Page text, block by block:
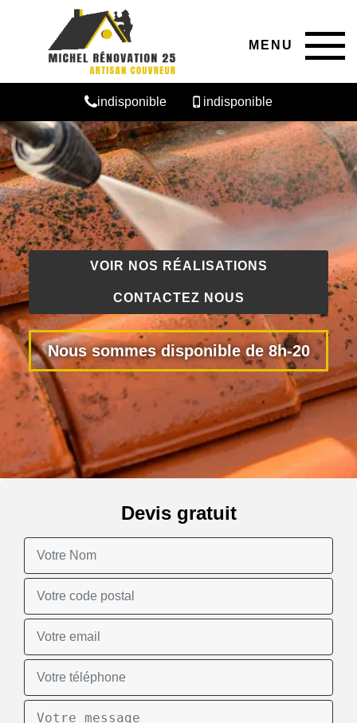
MENU
indisponible indisponible
VOIR NOS RÉALISATIONS
CONTACTEZ NOUS
Nous sommes disponible de 8h-20
Devis gratuit